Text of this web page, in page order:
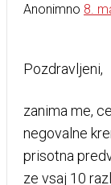
Anonimno 8.
Pozdravljeni,
zanima me,
negovalne
prisotna
ze vsaj 10